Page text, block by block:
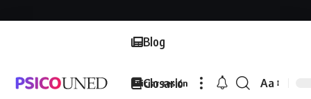
Blog
Glosario
Iniciar sesión
Font
Aa